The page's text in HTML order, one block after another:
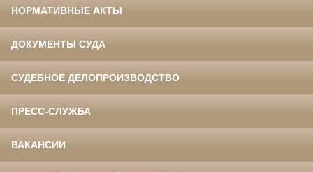
НОРМАТИВНЫЕ АКТЫ
ДОКУМЕНТЫ СУДА
СУДЕБНОЕ ДЕЛОПРОИЗВОДСТВО
ПРЕСС-СЛУЖБА
ВАКАНСИИ